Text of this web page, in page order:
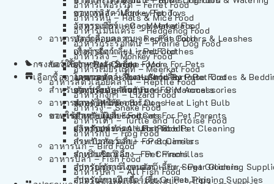
อาหารเฟอร์เร็ต – Ferret Food
อาหารหนู – Rats & Mice Food
อาหารเม่นแคระ – Hedgehog Food
อาหารกระรอกดิน – Prairie Dog Food
อาหารลิง – Monkey Food
อาหารเมียร์แคท – Meerkat Food
อาหารสัตว์เลี้อยคลาน – Reptile Food
อาหารกิ้งก่า – Lizard Food
อาหารงู – Snake Food
อาหารเต่า – Turtle and Tortoise Food
อาหารกบ – Frog Food
อาหารนก – Bird Food
อาหารปลา – Fish Food
อาหารปลา – All Fish Food
อาหารลิง – Monkey Food
อาหารเมียร์แคท – Meerkat Food
อาหารสัตว์เลี้อยคลาน – Reptile Food
อาหารกิ้งก่า – Lizard Food
อาหารงู – Snake Food
อาหารเต่า – Turtle and Tortoise Food
อาหารกบ – Frog Food
อาหารนก – Bird Food
อาหารปลา – Fish Food
อาหารปลา – All Fish Food
ของเล่นสัตว์เลี้ยง – Pet Toys
วัสดุรองกรง – Cage Materials
ปลอกคอและสายจูง – Pet Collars & Leashes
เสื้อผ้าสัตว์เลี้ยง – Pet Clothes
ของใช้สำหรับสัตว์เลี้ยง – More For Pets
โดมนอนและที่นอนสัตว์เลี้ยง – Pet Crates &
ของประดับสำหรับนก – Bird Accessories
หลอดไฟให้ความร้อน – Heat Light Bulb
ของใช้สำหรับผู้เลี้ยง – Items For Pet Parents
ผลิตภัณฑ์ทำความสะอาด – Pet Cleaning
กระเป๋าสัตว์เลี้ยง – Pet Carriers
รถเข็นสัตว์เลี้ยง – Pet Prams
อุปกรณ์ตัดแต่งขนสัตว์เลี้ยง – Pet Grooming
อุปกรณ์การฝึกสัตว์เลี้ยง – Pet Training Supplies
กรงสัตว์เลี้ยง – Pet Cages
เลือกซื้อตามหมวดสัตว์เลี้ยง – Shop By Pet
สำหรับสัตว์เลี้ยงลูกด้วยนม – For Mammals
สำหรับสุนัข – For Dogs
สำหรับแมว – For Cats
สำหรับกระต่าย – For Rabbits
สำหรับกระรอก – For Squirrels
สำหรับชินชิล่า – For Chinchillas
สำหรับชูการ์ไกลเดอร์ – For Sugar Gliders
สำหรับหนูแกสบี้ – For Guinea Pigs